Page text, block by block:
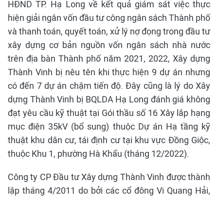
HĐND TP. Hạ Long về kết quả giám sát việc thực
hiện giải ngân vốn đầu tư công ngân sách Thành phố
và thanh toán, quyết toán, xử lý nợ đọng trong đầu tư
xây dựng cơ bản nguồn vốn ngân sách nhà nước
trên địa bàn Thành phố năm 2021, 2022, Xây dựng
Thành Vinh bị nêu tên khi thực hiện 9 dự án nhưng
có đến 7 dự án chậm tiến độ. Đây cũng là lý do Xây
dựng Thành Vinh bị BQLDA Hạ Long đánh giá không
đạt yêu cầu kỹ thuật tại Gói thầu số 16 Xây lắp hạng
mục điện 35kV (bổ sung) thuộc Dự án Hạ tầng kỹ
thuật khu dân cư, tái định cư tại khu vực Đồng Giộc,
thuộc Khu 1, phường Hà Khẩu (tháng 12/2022).
Công ty CP Đầu tư Xây dựng Thành Vinh được thành
lập tháng 4/2011 do bởi các cổ đông Vi Quang Hải,